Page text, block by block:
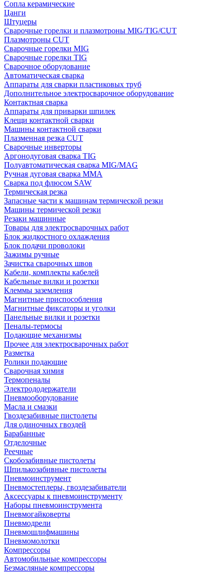
Сопла керамические
Цанги
Штуцеры
Сварочные горелки и плазмотроны MIG/TIG/CUT
Плазмотроны CUT
Сварочные горелки MIG
Сварочные горелки TIG
Сварочное оборудование
Автоматическая сварка
Аппараты для сварки пластиковых труб
Дополнительное электросварочное оборудование
Контактная сварка
Аппараты для приварки шпилек
Клещи контактной сварки
Машины контактной сварки
Плазменная резка CUT
Сварочные инверторы
Аргонодуговая сварка TIG
Полуавтоматическая сварка MIG/MAG
Ручная дуговая сварка MMA
Сварка под флюсом SAW
Термическая резка
Запасные части к машинам термической резки
Машины термической резки
Резаки машинные
Товары для электросварочных работ
Блок жидкостного охлаждения
Блок подачи проволоки
Зажимы ручные
Зачистка сварочных швов
Кабели, комплекты кабелей
Кабельные вилки и розетки
Клеммы заземления
Магнитные приспособления
Магнитные фиксаторы и уголки
Панельные вилки и розетки
Пеналы-термосы
Подающие механизмы
Прочее для электросварочных работ
Разметка
Ролики подающие
Сварочная химия
Термопеналы
Электрододержатели
Пневмооборудование
Масла и смазки
Гвоздезабивные пистолеты
Для одиночных гвоздей
Барабанные
Отделочные
Реечные
Скобозабивные пистолеты
Шпилькозабивные пистолеты
Пневмоинструмент
Пневмостеплеры, гвоздезабиватели
Аксессуары к пневмоинструменту
Наборы пневмоинструмента
Пневмогайковерты
Пневмодрели
Пневмошлифмашины
Пневмомолотки
Компрессоры
Автомобильные компрессоры
Безмасляные компрессоры